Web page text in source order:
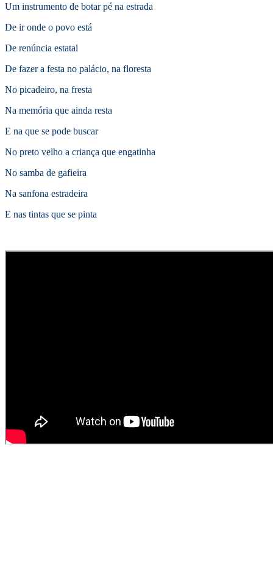
Um instrumento de botar pé na estrada
De ir onde o povo está
De renúncia estatal
De fazer a festa no palácio, na floresta
No picadeiro, na fresta
Na memória que ainda resta
E na que se pode buscar
No preto velho a criança que engatinha
No samba de gafieira
Na sanfona estradeira
E nas tintas que se pinta